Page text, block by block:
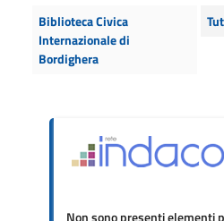
Biblioteca Civica
Internazionale di
Bordighera
Non sono presenti elementi